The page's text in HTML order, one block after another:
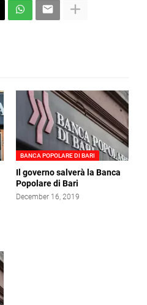
BANCA POPOLARE DI BARI
Il governo salverà la Banca
Popolare di Bari
December 16, 2019